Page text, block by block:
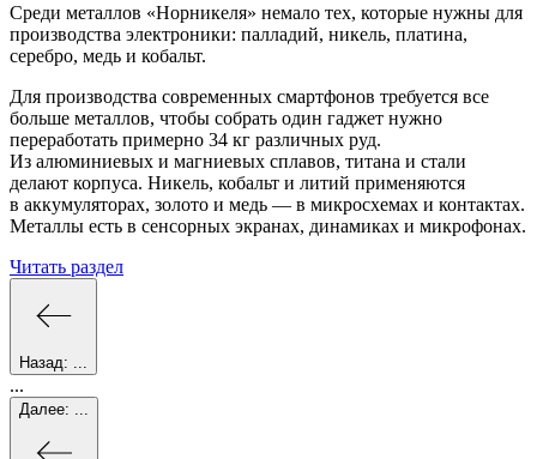
Среди металлов «Норникеля» немало тех, которые нужны для
производства электроники: палладий, никель, платина,
серебро, медь и кобальт.
Для производства современных смартфонов требуется все
больше металлов, чтобы собрать один гаджет нужно
переработать примерно 34 кг различных руд.
Из алюминиевых и магниевых сплавов, титана и стали
делают корпуса. Никель, кобальт и литий применяются
в аккумуляторах, золото и медь — в микросхемах и контактах.
Металлы есть в сенсорных экранах, динамиках и микрофонах.
Читать раздел
Назад:
...
Далее: